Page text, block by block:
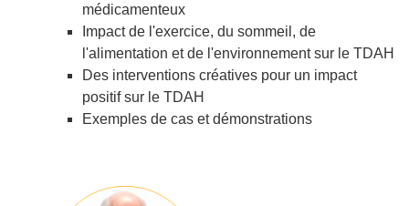
médicamenteux
Impact de l'exercice, du sommeil, de
l'alimentation et de l'environnement sur le TDAH
Des interventions créatives pour un impact
positif sur le TDAH
Exemples de cas et démonstrations